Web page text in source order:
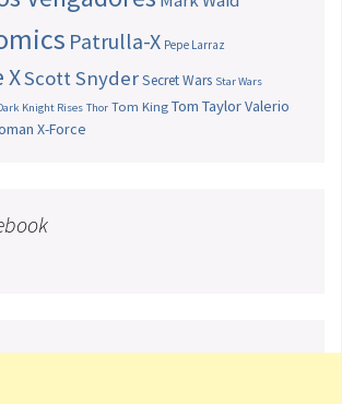
Patrulla-X Pepe Larraz
XScott SnyderSecret Wars Star Wars
Knight Rises Thor Tom King Tom TaylorValerio
X-Force